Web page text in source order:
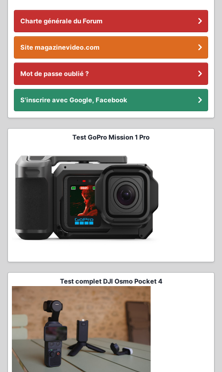
Charte générale du Forum
Site magazinevideo.com
Mot de passe oublié ?
S'inscrire avec Google, Facebook
Test GoPro Mission 1 Pro
Test complet DJI Osmo Pocket 4